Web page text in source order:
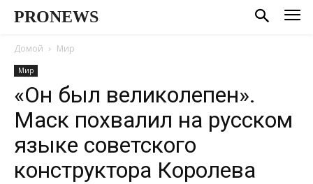
PRONEWS
Домой Мир
Мир
«Он был великолепен».
Маск похвалил на русском
языке советского
конструктора Королева